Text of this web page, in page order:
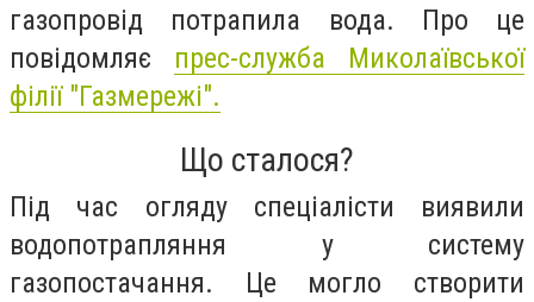
газопровід потрапила вода. Про це
повідомляє прес-служба Миколаївської
філії "Газмережі".
Що сталося?
Під час огляду спеціалісти виявили
водопотрапляння у систему
газопостачання. Це могло створити